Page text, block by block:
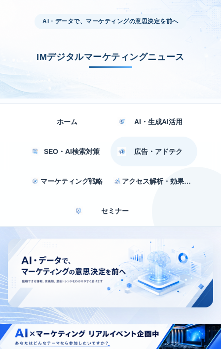
AI・データで、マーケティングの意思決定を前へ
IMデジタルマーケティングニュース
ホーム AI・生成AI活用
SEO・AI検索対策 広告・アドテク
マーケティング戦略 アクセス解析・効果測定
セミナー